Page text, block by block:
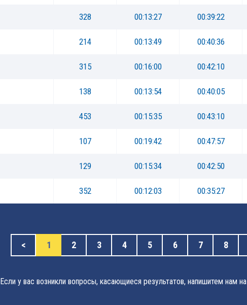
328 00:13:27 00:39:22
214 00:13:49 00:40:36
315 00:16:00 00:42:10
138 00:13:54 00:40:05
453 00:15:35 00:43:10
107 00:19:42 00:47:57
129 00:15:34 00:42:50
352 00:12:03 00:35:27
< 1 2 3 4 5 6 7 8
Если у вас возникли вопросы, касающиеся результатов, напишитем нам на